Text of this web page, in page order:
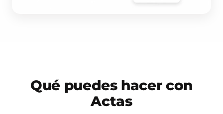
Qué puedes hacer con
Actas